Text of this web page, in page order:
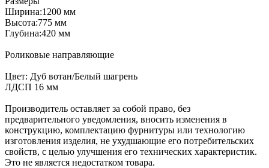
Ширина:1200 мм
Высота:775 мм
Глубина:420 мм
Роликовые направляющие
Цвет: Дуб вотан/Белый шагрень
ЛДСП 16 мм
Производитель оставляет за собой право, без
предварительного уведомления, вносить изменения в
конструкцию, комплектацию фурнитуры или технологию
изготовления изделия, не ухудшающие его потребительских
свойств, с целью улучшения его технических характеристик.
Это не является недостатком товара.